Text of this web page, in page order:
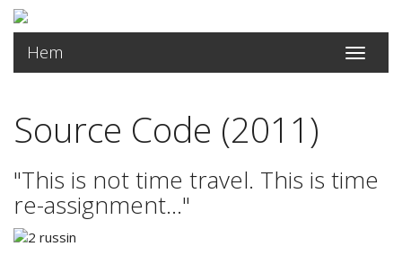
Toggle
Hem
Source Code (2011)
"This is not time travel. This is time
re-assignment..."